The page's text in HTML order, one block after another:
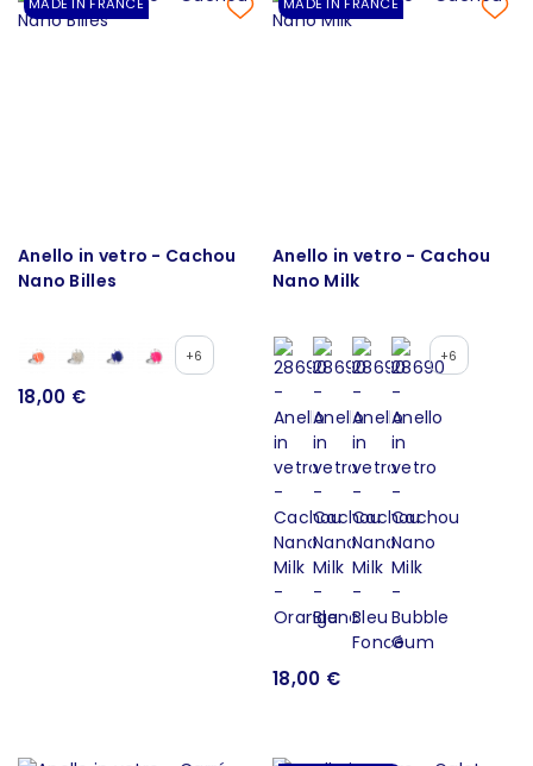
MADE IN FRANCE
Anello in vetro - Cachou
Nano Billes
+6
18,00 €
MADE IN FRANCE
Anello in vetro - Cachou
Nano Milk
+6
18,00 €